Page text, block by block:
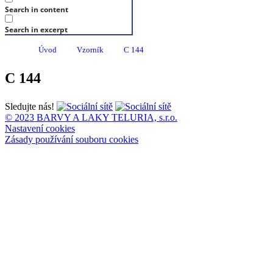
Search in content
Search in excerpt
Úvod Vzorník C 144
C 144
Sledujte nás!
© 2023 BARVY A LAKY TELURIA, s.r.o.
Nastavení cookies
Zásady používání souboru cookies